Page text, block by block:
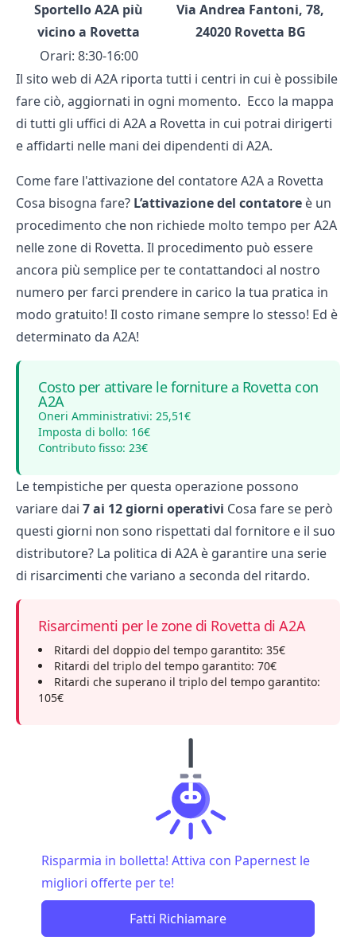
Sportello A2A più
vicino a Rovetta
Via Andrea Fantoni, 78,
24020 Rovetta BG
Orari: 8:30-16:00
Il sito web di A2A riporta tutti i centri in cui è possibile
fare ciò, aggiornati in ogni momento. Ecco la mappa
di tutti gli uffici di A2Aa Rovetta in cui potrai dirigerti
e affidarti nelle mani dei dipendenti di A2A.
Come fare l'attivazione del contatore A2A a Rovetta
Cosa bisogna fare? L’attivazione del contatore è un
procedimento che non richiede molto tempo per A2A
nelle zone di Rovetta. Il procedimento può essere
ancora più semplice per te contattandoci al nostro
numero per farci prendere in carico la tua pratica in
modo gratuito! Il costo rimane sempre lo stesso! Ed è
determinato da A2A!
Costo per attivare le forniture a Rovetta con
A2A
Oneri Amministrativi: 25,51€
Imposta di bollo: 16€
Contributo fisso: 23€
Le tempistiche per questa operazione possono
variare dai 7 ai 12 giorni operativi Cosa fare se però
questi giorni non sono rispettati dal fornitore e il suo
distributore? La politica di A2A è garantire una serie
di risarcimenti che variano a seconda del ritardo.
Risarcimenti per le zone di Rovetta di A2A
Ritardi del doppio del tempo garantito: 35€
Ritardi del triplo del tempo garantito: 70€
Ritardi che superano il triplo del tempo garantito:
105€
Risparmia in bolletta! Attiva con Papernest le
migliori offerte per te!
Fatti Richiamare